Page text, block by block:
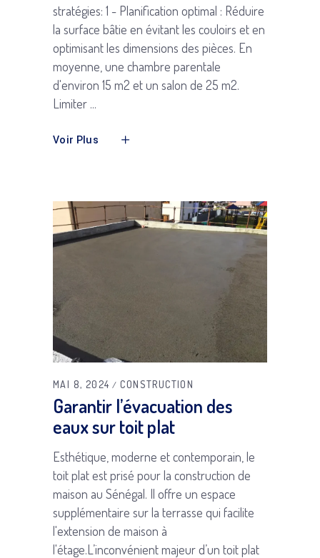
stratégies: 1 - Planification optimal : Réduire
la surface bâtie en évitant les couloirs et en
optimisant les dimensions des pièces. En
moyenne, une chambre parentale
d'environ 15 m2 et un salon de 25 m2.
Limiter
Voir Plus
MAI 8, 2024 CONSTRUCTION
Garantir l’évacuation des
eaux sur toit plat
Esthétique, moderne et contemporain, le
toit plat est prisé pour la construction de
maison au Sénégal. Il offre un espace
supplémentaire sur la terrasse qui facilite
l'extension de maison à
l'étage.L’inconvénient majeur d’un toit plat